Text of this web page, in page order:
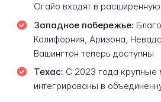
Огайо входят в
Западное побережье:
Калифорния, Аризона,
Вашингтон теперь доступны
Техас: С 2023 года крупные
интегрированы в